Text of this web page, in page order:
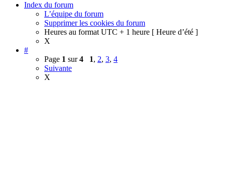
Index du forum
L’équipe du forum
Supprimer les cookies du forum
Heures au format UTC + 1 heure [ Heure d’été ]
X
#
Page 1 sur4 1, 2, 3, 4
Suivante
X